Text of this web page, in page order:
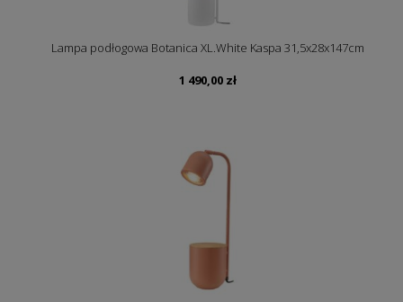
Lampa podłogowa Botanica XL.White Kaspa 31,5x28x147cm
1 490,00 zł